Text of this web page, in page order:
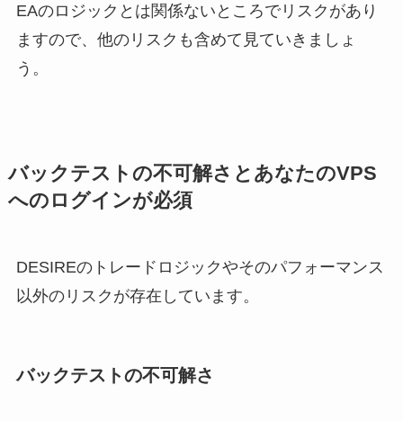
EAのロジックとは関係ないところでリスクがあり
ますので、他のリスクも含めて見ていきましょ
う。
バックテストの不可解さとあなたのVPS
へのログインが必須
DESIREのトレードロジックやそのパフォーマンス
以外のリスクが存在しています。
バックテストの不可解さ